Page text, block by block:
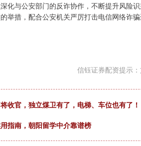
化与公安部门的反诈协作，不断提升风险
举措，配合公安机关严厉打击电信网络诈
信钰证券配资提示
收官，独立煤卫有了，电梯、车位也有了！
指南，朝阳留学中介靠谱榜